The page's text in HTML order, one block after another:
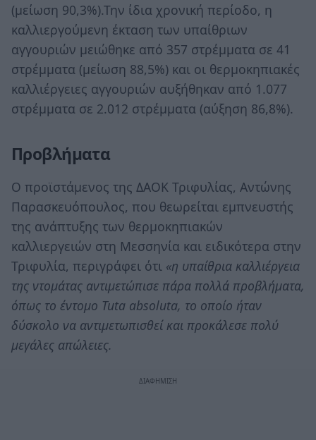
(μείωση 90,3%).Την ίδια χρονική περίοδο, η
καλλιεργούμενη έκταση των υπαίθριων
αγγουριών μειώθηκε από 357 στρέμματα σε 41
στρέμματα (μείωση 88,5%) και οι θερμοκηπιακές
καλλιέργειες αγγουριών αυξήθηκαν από 1.077
στρέμματα σε 2.012 στρέμματα (αύξηση 86,8%).
Προβλήματα
Ο προϊστάμενος της ΔΑΟΚ Τριφυλίας, Αντώνης
Παρασκευόπουλος, που θεωρείται εμπνευστής
της ανάπτυξης των θερμοκηπιακών
καλλιεργειών στη Μεσσηνία και ειδικότερα στην
Τριφυλία, περιγράφει ότι «η υπαίθρια καλλιέργεια
της ντομάτας αντιμετώπισε πάρα πολλά προβλήματα,
όπως το έντομο Tuta absoluta, το οποίο ήταν
δύσκολο να αντιμετωπισθεί και προκάλεσε πολύ
μεγάλες απώλειες.